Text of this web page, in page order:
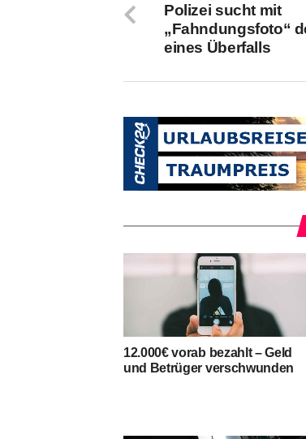
Polizei sucht mit
„Fahndungsfoto“
eines Überfalls
12.000€ vorab bezahlt – Geld
und Betrüger verschwunden